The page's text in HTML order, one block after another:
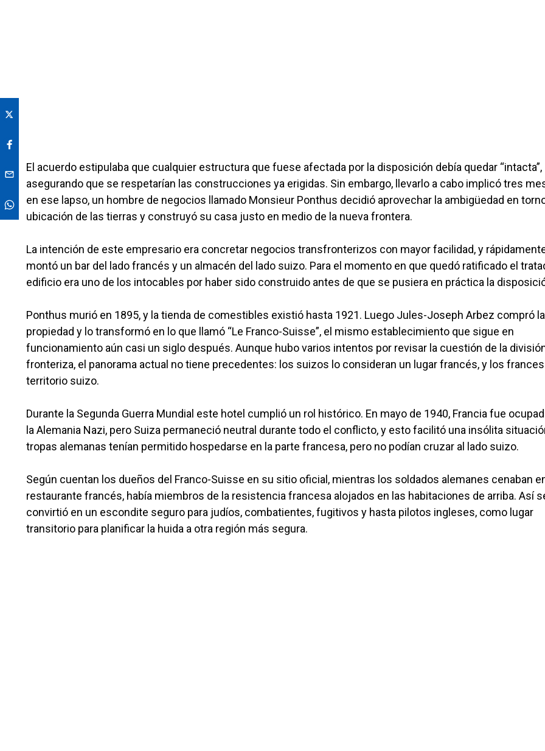
El acuerdo estipulaba que cualquier estructura que fuese afectada por la disposición debía quedar “intacta”,
asegurando que se respetarían las construcciones ya erigidas. Sin embargo, llevarlo a cabo implicó tres
en ese lapso, un hombre de negocios llamado Monsieur Ponthus decidió aprovechar la ambigüedad en
ubicación de las tierras y construyó su casa justo en medio de la nueva frontera.
La intención de este empresario era concretar negocios transfronterizos con mayor facilidad, y
montó un bar del lado francés y un almacén del lado suizo. Para el momento en que quedó ratificado el
edificio era uno de los intocables por haber sido construido antes de que se pusiera en práctica la
Ponthus murió en 1895, y la tienda de comestibles existió hasta 1921. Luego Jules-Joseph Arbez compró la
propiedad y lo transformó en lo que llamó “Le Franco-Suisse”, el mismo establecimiento que sigue en
funcionamiento aún casi un siglo después. Aunque hubo varios intentos por revisar la cuestión de la
fronteriza, el panorama actual no tiene precedentes: los suizos lo consideran un lugar francés, y los
territorio suizo.
Durante la Segunda Guerra Mundial este hotel cumplió un rol histórico. En mayo de 1940, Francia fue
la Alemania Nazi, pero Suiza permaneció neutral durante todo el conflicto, y esto facilitó una insólita
tropas alemanas tenían permitido hospedarse en la parte francesa, pero no podían cruzar al lado suizo.
Según cuentan los dueños del Franco-Suisse en su sitio oficial, mientras los soldados alemanes cenaban
restaurante francés, había miembros de la resistencia francesa alojados en las habitaciones de arriba. Así
convirtió en un escondite seguro para judíos, combatientes, fugitivos y hasta pilotos ingleses, como lugar
transitorio para planificar la huida a otra región más segura.